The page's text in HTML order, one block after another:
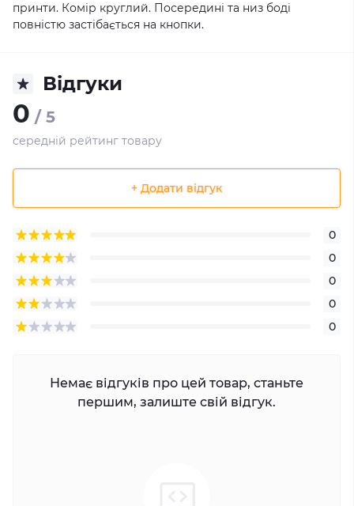
принти. Комір круглий. Посередині та низ боді
повністю застібається на кнопки.
Відгуки
0 / 5
середній рейтинг товару
+ Додати відгук
0
0
0
0
0
Немає відгуків про цей товар, станьте
першим, залиште свій відгук.